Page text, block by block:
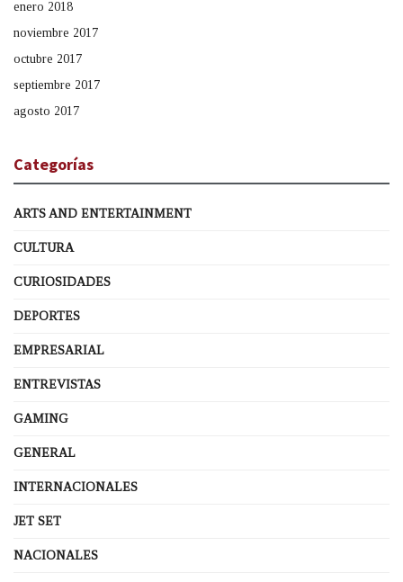
enero 2018
noviembre 2017
octubre 2017
septiembre 2017
agosto 2017
Categorías
ARTS AND ENTERTAINMENT
CULTURA
CURIOSIDADES
DEPORTES
EMPRESARIAL
ENTREVISTAS
GAMING
GENERAL
INTERNACIONALES
JET SET
NACIONALES